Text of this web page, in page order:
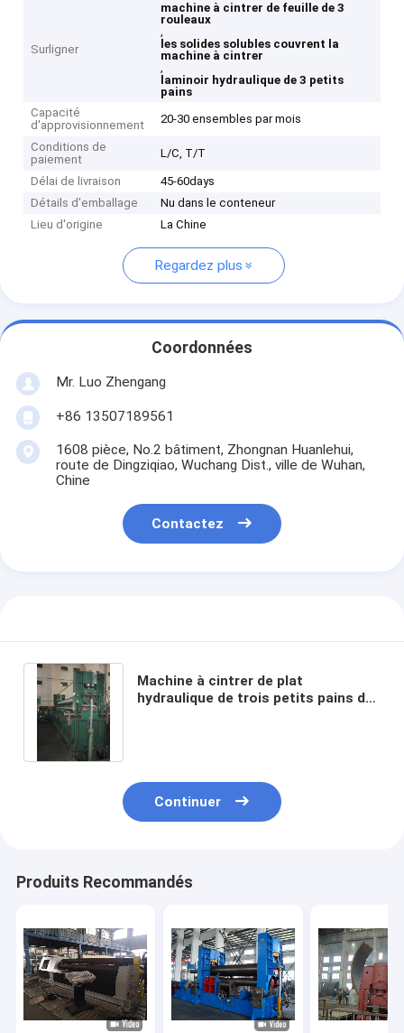
Surligner
machine à cintrer de feuille de 3
rouleaux
,
les solides solubles couvrent la
machine à cintrer
,
laminoir hydraulique de 3 petits
pains
Capacité
d'approvisionnement
20-30 ensembles par mois
Conditions de
paiement
L/C, T/T
Délai de livraison
45-60days
Détails d'emballage
Nu dans le conteneur
Lieu d'origine
La Chine
Regardez plus
Coordonnées
Mr. Luo Zhengang
+86 13507189561
1608 pièce, No.2 bâtiment, Zhongnan Huanlehui,
route de Dingziqiao, Wuchang Dist., ville de Wuhan,
Chine
Contactez
Machine à cintrer de plat
hydraulique de trois petits pains de
Continuer
Produits Recommandés